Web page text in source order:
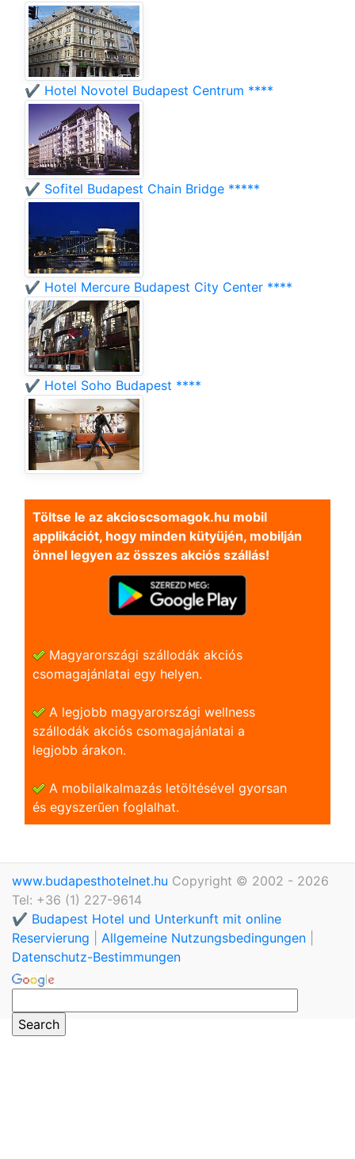
✔️ Hotel Novotel Budapest Centrum ****
✔️ Sofitel Budapest Chain Bridge *****
✔️ Hotel Mercure Budapest City Center ****
✔️ Hotel Soho Budapest ****
Töltse le az akcioscsomagok.hu mobil
applikációt, hogy minden kütyüjén, mobilján
önnel legyen az összes akciós szállás!
Magyarországi szállodák akciós
csomagajánlatai egy helyen.
A legjobb magyarországi wellness
szállodák akciós csomagajánlatai a
legjobb árakon.
A mobilalkalmazás letöltésével gyorsan
és egyszerũen foglalhat.
www.budapesthotelnet.hu Copyright © 2002 - 2026
Tel: +36 (1) 227-9614
✔️ Budapest Hotel und Unterkunft mit online
Reservierung
Allgemeine Nutzungsbedingungen
Datenschutz-Bestimmungen